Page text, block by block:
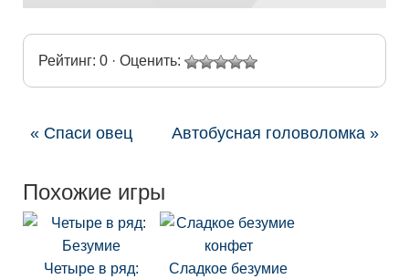
Рейтинг: 0 · Оценить:
« Спаси овец Автобусная головоломка »
Похожие игры
Четыре в ряд:
Сладкое безумие